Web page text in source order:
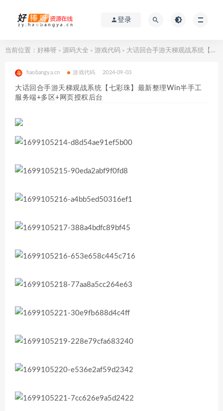
登录
当前位置： 好棒呀 > 源码大全 > 游戏代码 > 大话回合手游天梯观战系统【七彩珠】最新整理Win半手工服务端+多区+网页授权后台
haobangya.cn 游戏代码 2024-09-03
大话回合手游天梯观战系统【七彩珠】最新整理Win半手工
服务端+多区+网页授权后台